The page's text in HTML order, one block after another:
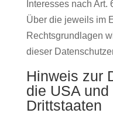
Interesses nach Art.
Über die jeweils im
Rechtsgrundlagen
dieser
Hinweis zur
die USA
Drittstaaten